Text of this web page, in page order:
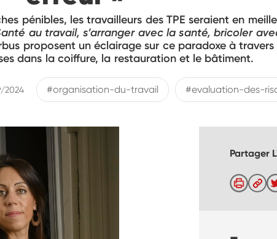
pénibles, les travailleurs des TPE seraient en
au travail, s’arranger avec la santé, bricoler
proposent un éclairage sur ce paradoxe à
dans la coiffure, la restauration et le bâtiment.
2024 #organisation-du-travail #evaluation-des-
Partager